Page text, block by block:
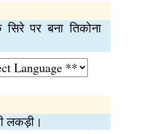
पर बना तिकोना
लकड़ी।